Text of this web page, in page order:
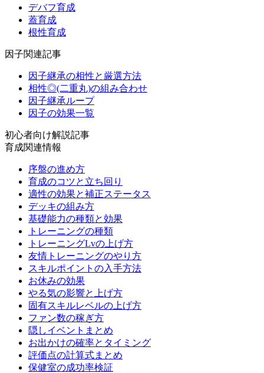
デバフ育成
蓋育成
根性育成
因子関連記事
因子継承の相性と厳選方法
相性◎(二重丸)の組み合わせ
因子継承ループ
因子の効果一覧
初心者向け解説記事
育成関連情報
序盤の進め方
育成のコツと立ち回り
適性の効果と補正ステータス
デッキの組み方
基礎能力の種類と効果
トレーニングの種類
トレーニングLvの上げ方
友情トレーニングのやり方
スキルポイントの入手方法
お休みの効果
やる気の影響と上げ方
固有スキルレベルの上げ方
ファン数の稼ぎ方
隠しイベントまとめ
お出かけの確率とタイミング
評価点の計算式まとめ
保健室の成功率検証